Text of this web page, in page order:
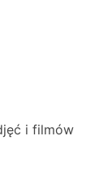
i filmów